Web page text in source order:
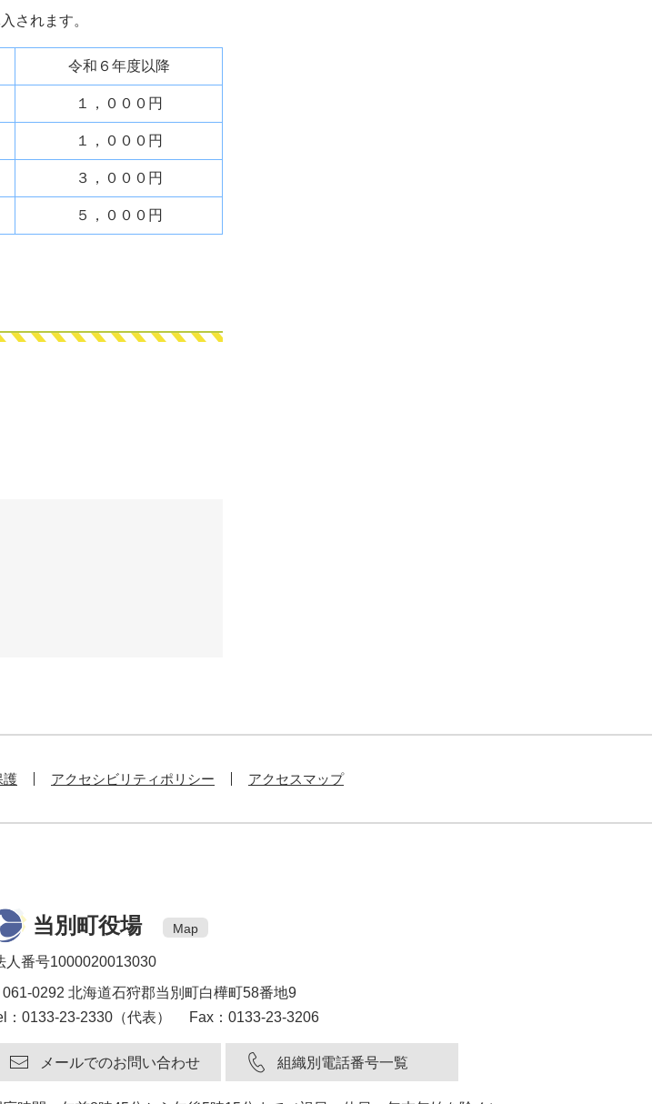
されます。
令和６年度以降
１，０００円
１，０００円
３，０００円
５，０００円
護 アクセシビリティポリシー アクセスマップ
当別町役場 Map
人番号1000020013030
061-0292 北海道石狩郡当別町白樺町58番地9
：0133-23-2330（代表） Fax：0133-23-3206
メールでのお問い合わせ 組織別電話番号一覧